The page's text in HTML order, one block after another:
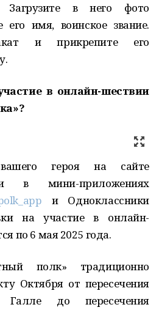
Загрузите в него фото
его имя, воинское звание.
и прикрепите его
в онлайн-шествии
героя на сайте
в мини-приложениях
и Одноклассники
на участие в онлайн-
по 6 мая 2025 года.
полк» традиционно
Октября от пересечения
до пересечения